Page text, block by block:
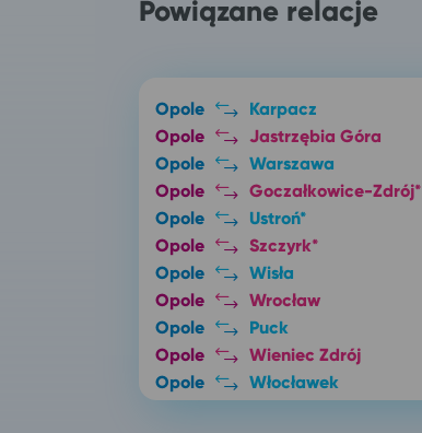
Powiązane relacje
Opole
Karpacz
Opole
Jastrzębia Góra
Opole
Warszawa
Opole
Goczałkowice-Zdrój*
Opole
Ustroń*
Opole
Szczyrk*
Opole
Wisła
Opole
Wrocław
Opole
Puck
Opole
Wieniec Zdrój
Opole
Włocławek